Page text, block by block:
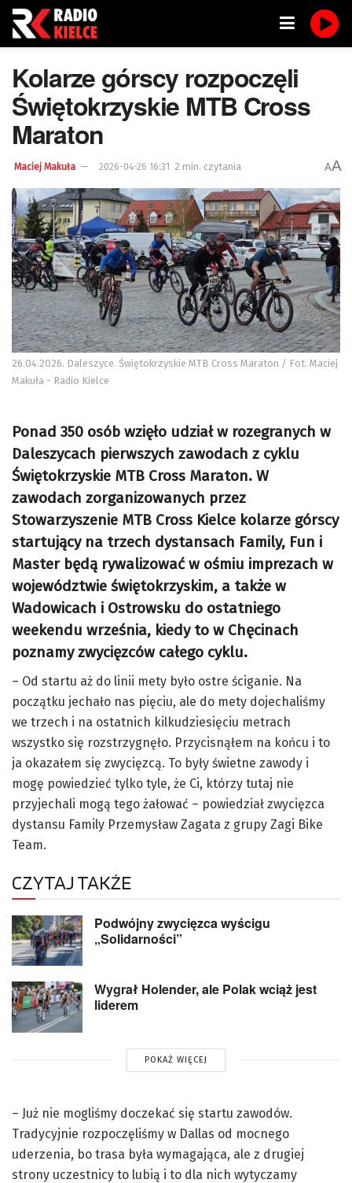
Kolarze górscy rozpoczęli
Świętokrzyskie MTB Cross
Maraton
Maciej Makuła 2026-04-26 16:31 2 min. czytania AA
26.04.2026. Daleszyce. Świętokrzyskie MTB Cross Maraton / Fot. Maciej
Makuła - Radio Kielce
Ponad 350 osób wzięło udział w rozegranych w
Daleszycach pierwszych zawodach z cyklu
Świętokrzyskie MTB Cross Maraton. W
zawodach zorganizowanych przez
Stowarzyszenie MTB Cross Kielce kolarze górscy
startujący na trzech dystansach Family, Fun i
Master będą rywalizować w ośmiu imprezach w
województwie świętokrzyskim, a także w
Wadowicach i Ostrowsku do ostatniego
weekendu września, kiedy to w Chęcinach
poznamy zwycięzców całego cyklu.
– Od startu aż do linii mety było ostre ściganie. Na
początku jechało nas pięciu, ale do mety dojechaliśmy
we trzech i na ostatnich kilkudziesięciu metrach
wszystko się rozstrzygnęło. Przycisnąłem na końcu i to
ja okazałem się zwycięzcą. To były świetne zawody i
mogę powiedzieć tylko tyle, że Ci, którzy tutaj nie
przyjechali mogą tego żałować – powiedział zwycięzca
dystansu Family Przemysław Zagata z grupy Zagi Bike
Team.
CZYTAJ TAKŻE
Podwójny zwycięzca wyścigu
„Solidarności”
Wygrał Holender, ale Polak wciąż jest
liderem
POKAŻ WIĘCEJ
– Już nie mogliśmy doczekać się startu zawodów.
Tradycyjnie rozpoczęliśmy w Dallas od mocnego
uderzenia, bo trasa była wymagająca, ale z drugiej
strony uczestnicy to lubią i to dla nich wytyczamy